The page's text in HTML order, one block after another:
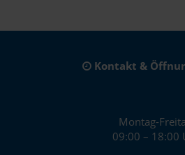
Kontakt &
Montag-
09:00 – 18:00